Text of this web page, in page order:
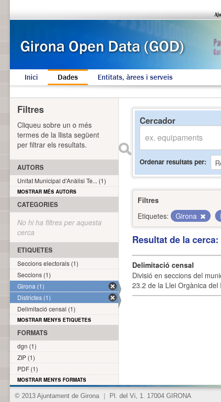
Inici Dades Entitats, àrees i serveis
Cercador
Ordenar resultats per
Filtres
Etiquetes:
Girona
Resultat de la
Delimitació censal
Divisió en seccions del
23.2 de la Llei Orgànica
Filtres
Cliqueu sobre un o més
termes de la llista següent
per filtrar els resultats.
AUTORS
Unitat Municipal d'Anàlisi Te... (1)
MOSTRAR MÉS AUTORS
CATEGORIES
No hi ha filtres per aquesta
cerca
ETIQUETES
Seccions electorals (1)
Seccions (1)
Girona (1)
Districtes (1)
Delimitació censal (1)
MOSTRAR MENYS ETIQUETES
FORMATS
dgn (1)
ZIP (1)
PDF (1)
MOSTRAR MENYS FORMATS
© 2013 Ajuntament de Girona Pl. del Vi, 1. 17004 GIRONA